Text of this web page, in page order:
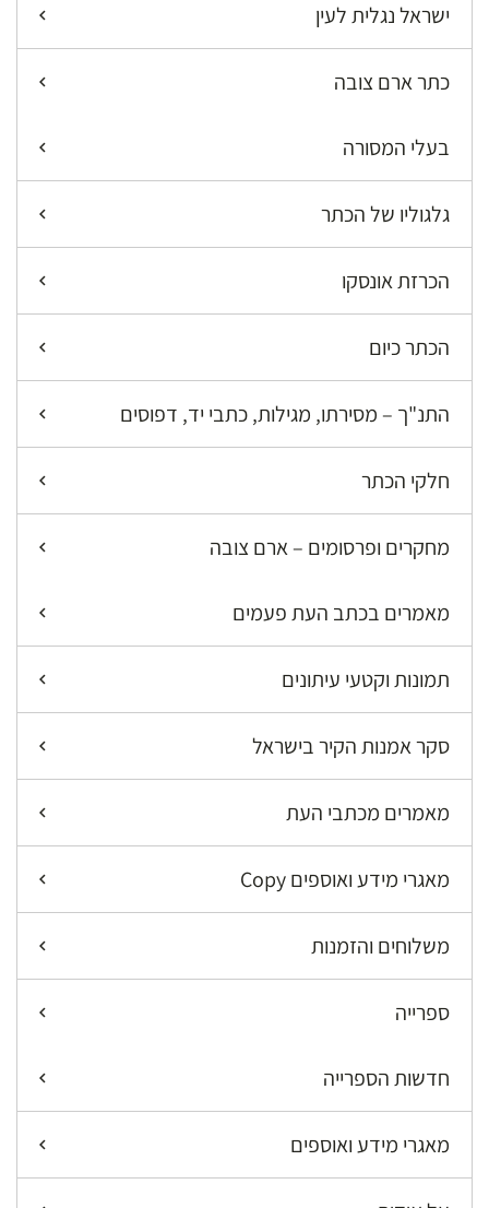
ישראל נגלית לעין
כתר ארם צובה
בעלי המסורה
גלגוליו של הכתר
הכרזת אונסקו
הכתר כיום
התנ"ך – מסירתו, מגילות, כתבי יד, דפוסים
חלקי הכתר
מחקרים ופרסומים – ארם צובה
מאמרים בכתב העת פעמים
תמונות וקטעי עיתונים
סקר אמנות הקיר בישראל
מאמרים מכתבי העת
מאגרי מידע ואוספים Copy
משלוחים והזמנות
ספרייה
חדשות הספרייה
מאגרי מידע ואוספים